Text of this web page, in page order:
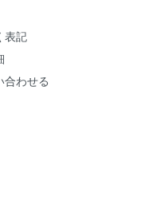
表記
合わせる